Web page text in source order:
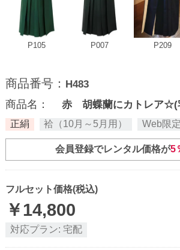
P105 P007 P209
商品番号： H483
商品名： 赤 胡蝶蘭にカトレア☆(
正絹 袷（10月～5月用） Web限
会員登録でレンタル価格が5
フルセット価格(税込)
￥14,800
対応プラン: 宅配